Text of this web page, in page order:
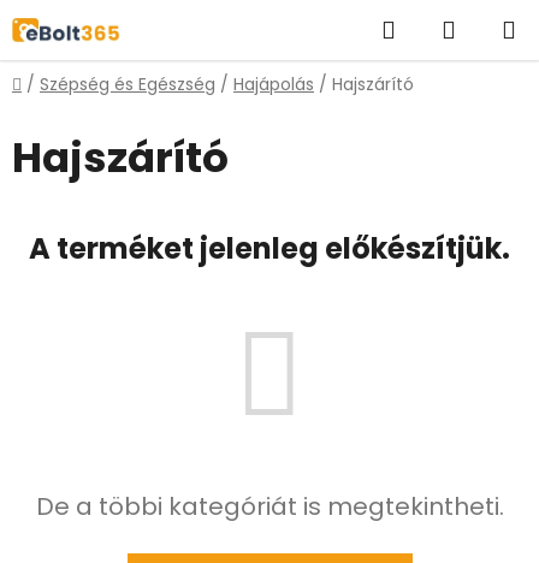
Ugrás
fő
tartalomhoz
KeresésKOSÁR
Kezdőlap
/ Szépség és Egészség / Hajápolás / Hajszárító
Hajszárító
A terméket jelenleg előkészítjük.
De a többi kategóriát is megtekintheti.